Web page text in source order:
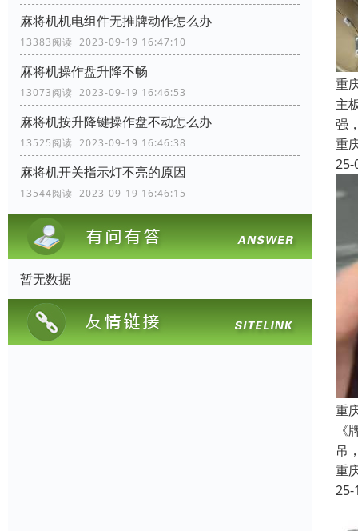
麻将机机电组件无推牌动作怎么办
13383阅读 2023-09-19 16:47:10
麻将机操作盘升降不畅
13073阅读 2023-09-19 16:46:53
麻将机按升降键操作盘不动怎么办
13525阅读 2023-09-19 16:46:38
麻将机开关指示灯不亮的原因
13544阅读 2023-09-19 16:46:15
暂无数据
重
主
强
重
25-
重
吊
重
25-